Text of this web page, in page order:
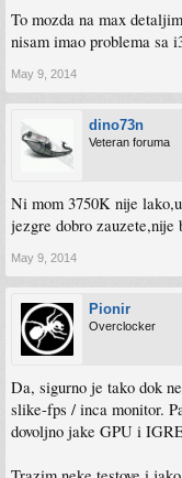
To mozda na max
nisam imao problema sa
May 9, 2014
dino73n
Veteran foruma
Ni mom 3750K nije
jezgre dobro zauzete,nije
May 9, 2014
Pionir
Overclocker
Da, sigurno je tako dok
slike-fps / inca monitor.
dovoljno jake GPU i